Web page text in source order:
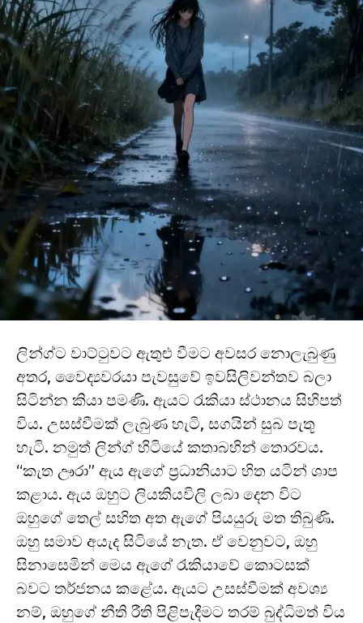
ලින්ග්ට වාට්ටුවට ඇතුළු වීමට අවසර නොලැබුණු
අතර, වෛද්‍යවරයා පැවසුවේ ඉවසිලිවන්තව බලා
සිටින්න කියා පමණි. ඇයට රැකියා ස්ථානය සිහිපත්
විය. උසස්වීමක් ලැබුණ හැටි, සගයින් සුබ පැතූ
හැටි. නමුත් ලින්ග් හිටියේ කතාබහින් තොරවය.
“කැත ඌරා” ඇය ඇගේ ප්‍රධානියාට හිත යටින් ශාප
කළාය. ඇය ඔහුට ලියකියවිලි ලබා දෙන විට
ඔහුගේ තෙල් සහිත අත ඇගේ පියයුරු මත තිබුණි.
ඔහු සමාව අයැද සිටියේ නැත. ඒ වෙනුවට, ඔහු
සිනාසෙමින් මෙය ඇගේ රැකියාවේ කොටසක්
බවට තර්ජනය කළේය. ඇයට උසස්වීමක් අවශ්‍ය
නම්, ඔහුගේ නීති රීති පිළිපැදීමට තරම් බුද්ධිමත් විය